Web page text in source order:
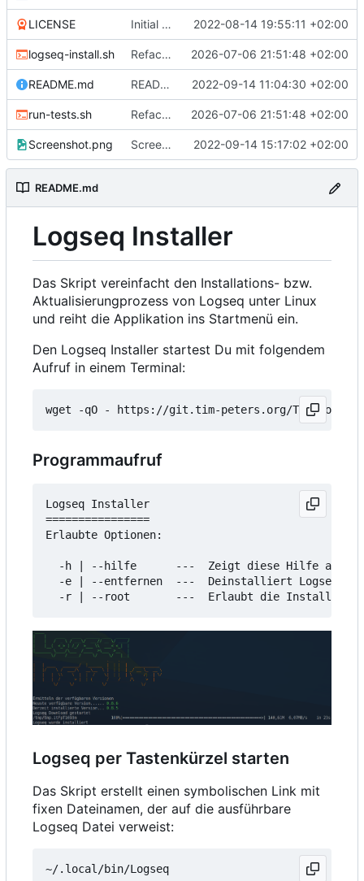
LICENSE Initial commit 2022-08-14 19:55:11 +02:00
logseq-install.sh Refactoring & portable Testpfade 2026-07-06 21:51:48 +02:00
README.md README um Hinweis auf symbolischen Link ergänzt 2022-09-14 11:04:30 +02:00
run-tests.sh Refactoring & portable Testpfade 2026-07-06 21:51:48 +02:00
Screenshot.png Screenshot erneuert 2022-09-14 15:17:02 +02:00
README.md
Logseq Installer
Das Skript vereinfacht den Installations- bzw.
Aktualisierungprozess von Logseq unter Linux
und reiht die Applikation ins Startmenü ein.
Den Logseq Installer startest Du mit folgendem
Aufruf in einem Terminal:
wget -qO - https://git.tim-peters.org/Tim/
Programmaufruf
Logseq Installer
================
Erlaubte Optionen:
  -h | --hilfe      ---  Zeigt diese Hilfe an
  -e | --entfernen  ---  Deinstalliert Logseq
Logseq per Tastenkürzel starten
Das Skript erstellt einen symbolischen Link mit
fixen Dateinamen, der auf die ausführbare
Logseq Datei verweist: